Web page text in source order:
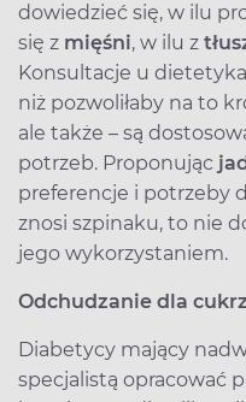
dowiedzieć się, w ilu
się z mięśni, w ilu z
Konsultacje u
niż pozwoliłaby na to
ale także – są
potrzeb. Proponując
preferencje i potrzeby
znosi szpinaku, to nie
jego wykorzystaniem.
Odchudzanie dla
Diabetycy mający
specjalistą opracować